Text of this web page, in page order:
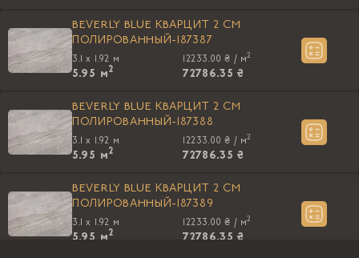
BEVERLY BLUE КВАРЦИТ 2 CM
ПОЛИРОВАННЫЙ-187387
3.1 x 1.92 м
5.95 м2
12233.00 ₴ / м2
72786.35 ₴
BEVERLY BLUE КВАРЦИТ 2 CM
ПОЛИРОВАННЫЙ-187388
3.1 x 1.92 м
5.95 м2
12233.00 ₴ / м2
72786.35 ₴
BEVERLY BLUE КВАРЦИТ 2 CM
ПОЛИРОВАННЫЙ-187389
3.1 x 1.92 м
5.95 м2
12233.00 ₴ / м2
72786.35 ₴